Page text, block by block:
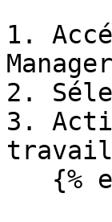
1.
2.
3.
travail